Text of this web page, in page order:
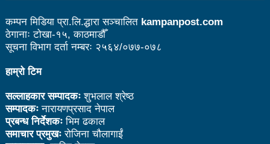
आयोगको बैठक सकियो
वृत्तचित्र फिल्म ‘गर्ल्स रिराइटिङ डेस्टिनी’ को विशेष प्रदर्शनी
दुईपिपलमा बुधबार रोपाइ जात्राः कलाकारको व्यवस्थापनमा
भरतपुर महानगर युवा संजालको फुटसल : पुरुषतर्फ वडा नं. ५ र
महिलातर्फ २३ विजयी
कम्पन मिडिया प्रा.लि.द्धारा सञ्चालित kampanpost.com
ठेगानाः टोखा-१५, काठमाडौँ
सूचना विभाग दर्ता नम्बरः २५६४/०७७-०७८
हाम्रो टिम
सल्लाहकार सम्पादकःशुभलाल श्रेष्ठ
सम्पादकःनारायणप्रसाद नेपाल
प्रबन्ध निर्देशकःभिम ढकाल
समाचार प्रमुखःरोजिना चौलागाईं